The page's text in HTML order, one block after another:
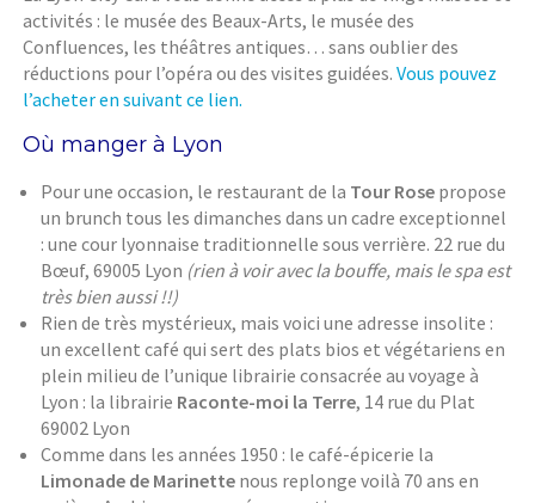
activités : le musée des Beaux-Arts, le musée des
Confluences, les théâtres antiques… sans oublier des
réductions pour l’opéra ou des visites guidées.Vous pouvez
l’acheter en suivant ce lien.
Où manger à Lyon
Pour une occasion, le restaurant de la Tour Rose propose
un brunch tous les dimanches dans un cadre exceptionnel
: une cour lyonnaise traditionnelle sous verrière. 22 rue du
Bœuf, 69005 Lyon (rien à voir avec la bouffe, mais le spa est
très bien aussi !!)
Rien de très mystérieux, mais voici une adresse insolite :
un excellent café qui sert des plats bios et végétariens en
plein milieu de l’unique librairie consacrée au voyage à
Lyon : la librairie Raconte-moi la Terre, 14 rue du Plat
69002 Lyon
Comme dans les années 1950 : le café-épicerie la
Limonade de Marinette nous replonge voilà 70 ans en